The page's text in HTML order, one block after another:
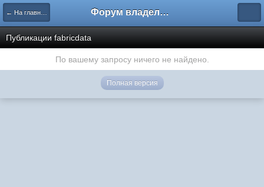
← На главную Форум владельцев интернет-магазинов
Публикации fabricdata
По вашему запросу ничего не найдено.
Полная версия